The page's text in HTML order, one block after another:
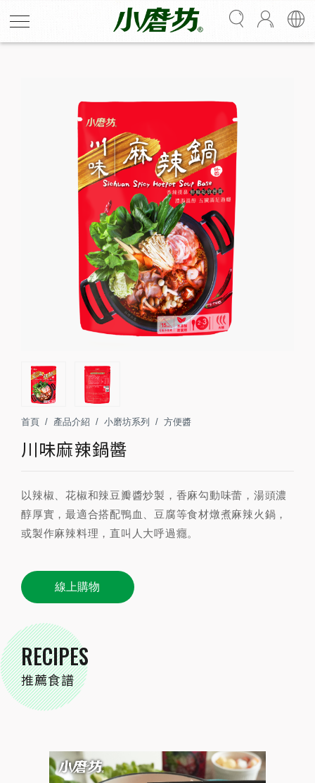
首頁 產品介紹 小磨坊系列 方便醬
川味麻辣鍋醬
以辣椒、花椒和辣豆瓣醬炒製，香麻勾動味蕾，湯頭濃
醇厚實，最適合搭配鴨血、豆腐等食材燉煮麻辣火鍋，
或製作麻辣料理，直叫人大呼過癮。
線上購物
RECIPES
推薦食譜